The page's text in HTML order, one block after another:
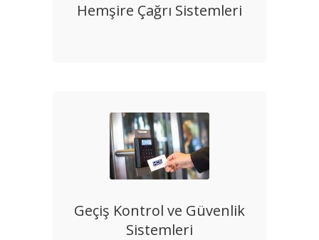
Hemşire Çağrı Sistemleri
Geçiş Kontrol ve Güvenlik
Sistemleri